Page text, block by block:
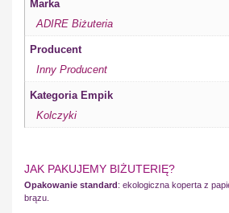
Marka
ADIRE Biżuteria
Producent
Inny Producent
Kategoria Empik
Kolczyki
JAK PAKUJEMY BIŻUTERIĘ?
Opakowanie standard: ekologiczna koperta z
brązu.